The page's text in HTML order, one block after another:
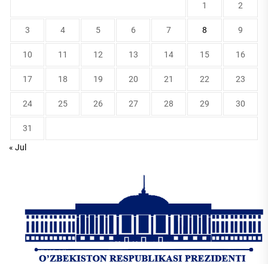
1 2
3 4 5 6 7 8 9
10 11 12 13 14 15 16
17 18 19 20 21 22 23
24 25 26 27 28 29 30
31
« Jul